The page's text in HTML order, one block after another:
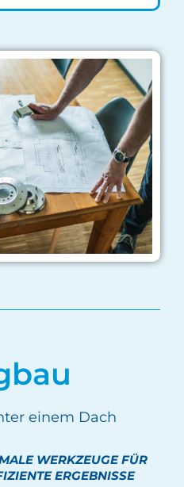
einem Dach
WERKZEUGE FÜR
ERGEBNISSE